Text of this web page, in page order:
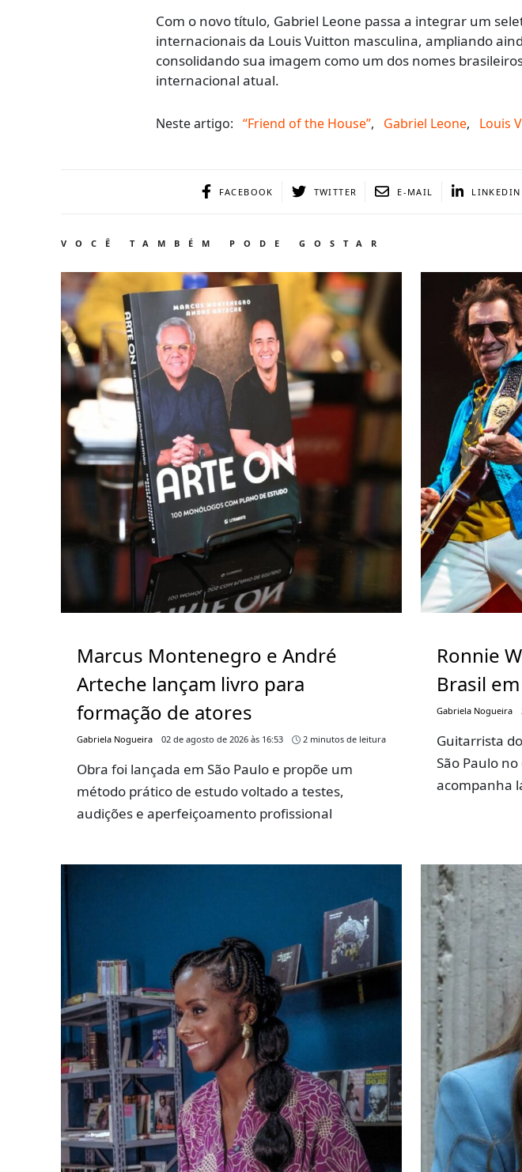
Com o novo título, Gabriel Leone passa a integrar um
internacionais da Louis Vuitton masculina, ampliando
consolidando sua imagem como um dos nomes
internacional atual.
Neste artigo: “Friend of the House”, Gabriel Leone, Louis
FACEBOOK TWITTER E-MAIL LINKEDIN
VOCÊ TAMBÉM PODE GOSTAR
Marcus Montenegro e André
Arteche lançam livro para
formação de atores
Gabriela Nogueira 02 de agosto de 2026 às 16:53 2 minutos de leitura
Obra foi lançada em São Paulo e propõe um
método prático de estudo voltado a testes,
audições e aperfeiçoamento profissional
Ronnie
Brasil
Gabriela Nogueira
Guitarrista
São Paulo
acompanha